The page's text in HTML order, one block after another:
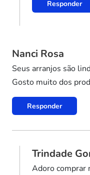
Responder
Nanci Rosa
Seus arranjos são
Gosto muito dos
Responder
Trindade
Adoro comprar